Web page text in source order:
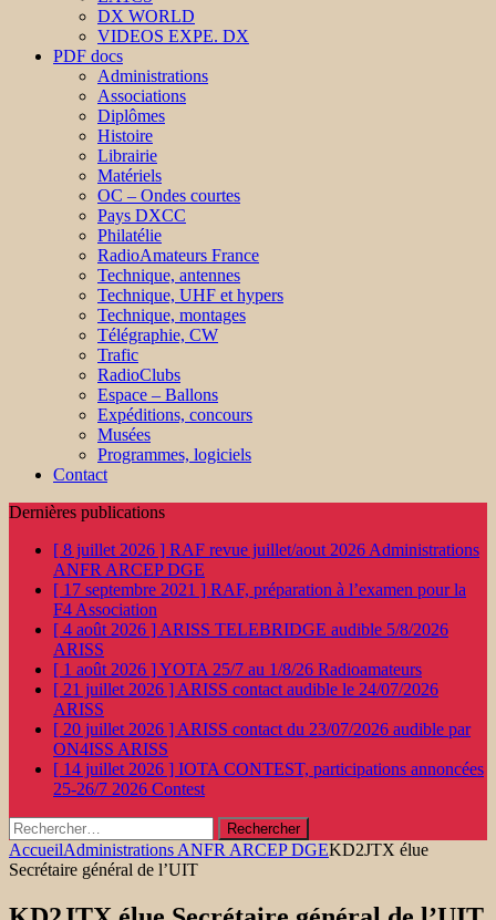
DX WORLD
VIDEOS EXPE. DX
PDF docs
Administrations
Associations
Diplômes
Histoire
Librairie
Matériels
OC – Ondes courtes
Pays DXCC
Philatélie
RadioAmateurs France
Technique, antennes
Technique, UHF et hypers
Technique, montages
Télégraphie, CW
Trafic
RadioClubs
Espace – Ballons
Expéditions, concours
Musées
Programmes, logiciels
Contact
Dernières publications
[ 8 juillet 2026 ] RAF revue juillet/aout 2026 Administrations
ANFR ARCEP DGE
[ 17 septembre 2021 ] RAF, préparation à l’examen pour la
F4 Association
[ 4 août 2026 ] ARISS TELEBRIDGE audible 5/8/2026
ARISS
[ 1 août 2026 ]YOTA 25/7 au 1/8/26 Radioamateurs
[ 21 juillet 2026 ] ARISS contact audible le 24/07/2026
ARISS
[ 20 juillet 2026 ] ARISS contact du 23/07/2026 audible par
ON4ISS ARISS
[ 14 juillet 2026 ] IOTA CONTEST, participations annoncées
25-26/7 2026 Contest
Rechercher :
AccueilAdministrations ANFR ARCEP DGEKD2JTX élue
Secrétaire général de l’UIT